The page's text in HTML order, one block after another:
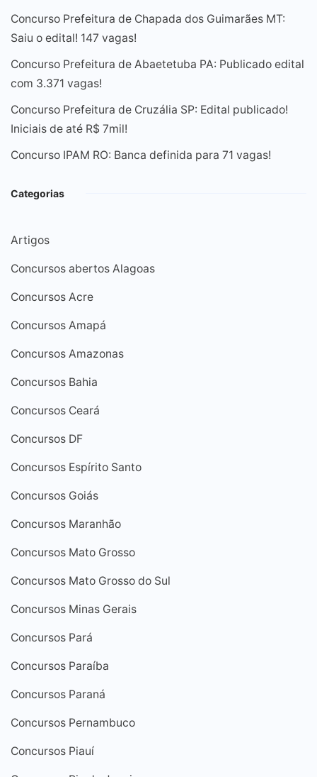
Concurso Prefeitura de Chapada dos Guimarães MT:
Saiu o edital! 147 vagas!
Concurso Prefeitura de Abaetetuba PA: Publicado edital
com 3.371 vagas!
Concurso Prefeitura de Cruzália SP: Edital publicado!
Iniciais de até R$ 7mil!
Concurso IPAM RO: Banca definida para 71 vagas!
Categorias
Artigos
Concursos abertos Alagoas
Concursos Acre
Concursos Amapá
Concursos Amazonas
Concursos Bahia
Concursos Ceará
Concursos DF
Concursos Espírito Santo
Concursos Goiás
Concursos Maranhão
Concursos Mato Grosso
Concursos Mato Grosso do Sul
Concursos Minas Gerais
Concursos Pará
Concursos Paraíba
Concursos Paraná
Concursos Pernambuco
Concursos Piauí